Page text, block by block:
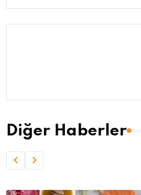
Diğer Haberler